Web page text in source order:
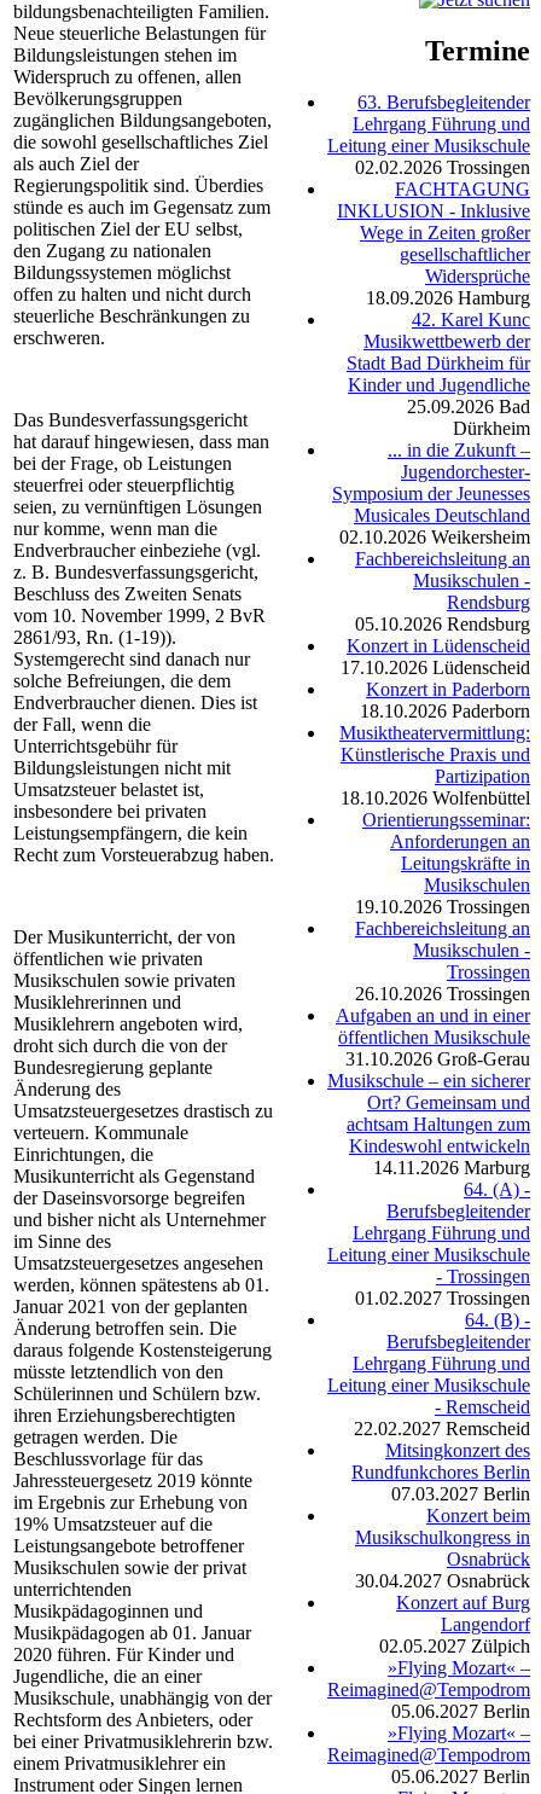
bildungsbenachteiligten Familien.
Neue steuerliche Belastungen für
Bildungsleistungen stehen im
Widerspruch zu offenen, allen
Bevölkerungsgruppen
zugänglichen Bildungsangeboten,
die sowohl gesellschaftliches Ziel
als auch Ziel der
Regierungspolitik sind. Überdies
stünde es auch im Gegensatz zum
politischen Ziel der EU selbst,
den Zugang zu nationalen
Bildungssystemen möglichst
offen zu halten und nicht durch
steuerliche Beschränkungen zu
erschweren.
Das Bundesverfassungsgericht
hat darauf hingewiesen, dass man
bei der Frage, ob Leistungen
steuerfrei oder steuerpflichtig
seien, zu vernünftigen Lösungen
nur komme, wenn man die
Endverbraucher einbeziehe (vgl.
z. B. Bundesverfassungsgericht,
Beschluss des Zweiten Senats
vom 10. November 1999, 2 BvR
2861/93, Rn. (1-19)).
Systemgerecht sind danach nur
solche Befreiungen, die dem
Endverbraucher dienen. Dies ist
der Fall, wenn die
Unterrichtsgebühr für
Bildungsleistungen nicht mit
Umsatzsteuer belastet ist,
insbesondere bei privaten
Leistungsempfängern, die kein
Recht zum Vorsteuerabzug haben.
Der Musikunterricht, der von
öffentlichen wie privaten
Musikschulen sowie privaten
Musiklehrerinnen und
Musiklehrern angeboten wird,
droht sich durch die von der
Bundesregierung geplante
Änderung des
Umsatzsteuergesetzes drastisch zu
verteuern. Kommunale
Einrichtungen, die
Musikunterricht als Gegenstand
der Daseinsvorsorge begreifen
und bisher nicht als Unternehmer
im Sinne des
Umsatzsteuergesetzes angesehen
werden, können spätestens ab 01.
Januar 2021 von der geplanten
Änderung betroffen sein. Die
daraus folgende Kostensteigerung
müsste letztendlich von den
Schülerinnen und Schülern bzw.
ihren Erziehungsberechtigten
getragen werden. Die
Beschlussvorlage für das
Jahressteuergesetz 2019 könnte
im Ergebnis zur Erhebung von
19% Umsatzsteuer auf die
Leistungsangebote betroffener
Musikschulen sowie der privat
unterrichtenden
Musikpädagoginnen und
Musikpädagogen ab 01. Januar
2020 führen. Für Kinder und
Jugendliche, die an einer
Musikschule, unabhängig von der
Rechtsform des Anbieters, oder
bei einer Privatmusiklehrerin bzw.
einem Privatmusiklehrer ein
Instrument oder Singen lernen
Termine
63. Berufsbegleitender
Lehrgang Führung und
Leitung einer Musikschule
02.02.2026 Trossingen
FACHTAGUNG
INKLUSION - Inklusive
Wege in Zeiten großer
gesellschaftlicher
Widersprüche
18.09.2026 Hamburg
42. Karel Kunc
Musikwettbewerb der
Stadt Bad Dürkheim für
Kinder und Jugendliche
25.09.2026 Bad
Dürkheim
... in die Zukunft –
Jugendorchester-
Symposium der Jeunesses
Musicales Deutschland
02.10.2026 Weikersheim
Fachbereichsleitung an
Musikschulen -
Rendsburg
05.10.2026 Rendsburg
Konzert in Lüdenscheid
17.10.2026 Lüdenscheid
Konzert in Paderborn
18.10.2026 Paderborn
Musiktheatervermittlung:
Künstlerische Praxis und
Partizipation
18.10.2026 Wolfenbüttel
Orientierungsseminar:
Anforderungen an
Leitungskräfte in
Musikschulen
19.10.2026 Trossingen
Fachbereichsleitung an
Musikschulen -
Trossingen
26.10.2026 Trossingen
Aufgaben an und in einer
öffentlichen Musikschule
31.10.2026 Groß-Gerau
Musikschule – ein sicherer
Ort? Gemeinsam und
achtsam Haltungen zum
Kindeswohl entwickeln
14.11.2026 Marburg
64. (A) -
Berufsbegleitender
Lehrgang Führung und
Leitung einer Musikschule
- Trossingen
01.02.2027 Trossingen
64. (B) -
Berufsbegleitender
Lehrgang Führung und
Leitung einer Musikschule
- Remscheid
22.02.2027 Remscheid
Mitsingkonzert des
Rundfunkchores Berlin
07.03.2027 Berlin
Konzert beim
Musikschulkongress in
Osnabrück
30.04.2027 Osnabrück
Konzert auf Burg
Langendorf
02.05.2027 Zülpich
»Flying Mozart« –
Reimagined@Tempodrom
05.06.2027 Berlin
»Flying Mozart« –
Reimagined@Tempodrom
05.06.2027 Berlin